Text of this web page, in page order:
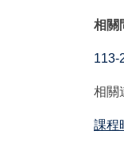
相關
113-
相關
課程